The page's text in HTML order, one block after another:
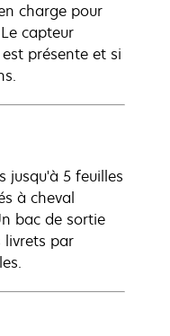
charge pour
capteur
présente et si
jusqu'à 5 feuilles
à cheval
bac de sortie
livrets par